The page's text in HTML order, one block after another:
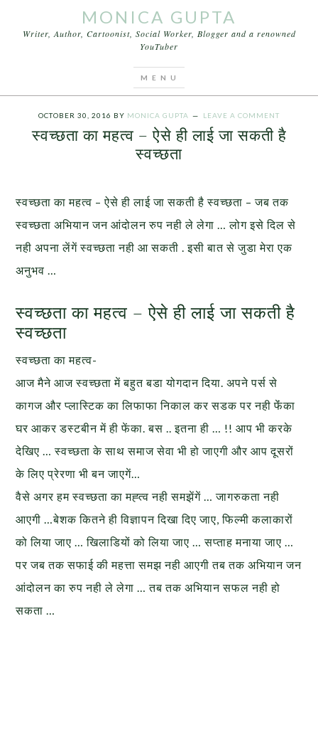
MONICA GUPTA
Writer, Author, Cartoonist, Social Worker, Blogger and a renowned
YouTuber
– ऐसे ही लाई जा सकती है स्वच्छता
OCTOBER 30, 2016 BY MONICA GUPTA LEAVE A COMMENT
स्वच्छता का महत्व – ऐसे ही लाई जा सकती है
स्वच्छता
स्वच्छता का महत्व – ऐसे ही लाई जा सकती है स्वच्छता – जब तक
स्वच्छता अभियान जन आंदोलन रुप नही ले लेगा … लोग इसे दिल से
नही अपना लेंगें स्वच्छता नही आ सकती . इसी बात से जुडा मेरा एक
अनुभव …
स्वच्छता का महत्व – ऐसे ही लाई जा सकती है
स्वच्छता
स्वच्छता का महत्व-
आज मैने आज स्वच्छता में बहुत बडा योगदान दिया. अपने पर्स से
कागज और प्लास्टिक का लिफाफा निकाल कर सडक पर नही फेंंका
घर आकर डस्टबीन में ही फेंका. बस .. इतना ही … !! आप भी करके
देखिए … स्वच्छता के साथ समाज सेवा भी हो जाएगी और आप दूसरों
के लिए प्रेरणा भी बन जाएगें…
वैसे अगर हम स्वच्छता का मह्त्व नही समझेंगें … जागरुकता नही
आएगी …बेशक कितने ही विज्ञापन दिखा दिए जाए, फिल्मी कलाकारों
को लिया जाए … खिलाडियों को लिया जाए … सप्ताह मनाया जाए …
पर जब तक सफाई की महत्ता समझ नही आएगी तब तक अभियान जन
आंदोलन का रुप नही ले लेगा … तब तक अभियान सफल नही हो
सकता …